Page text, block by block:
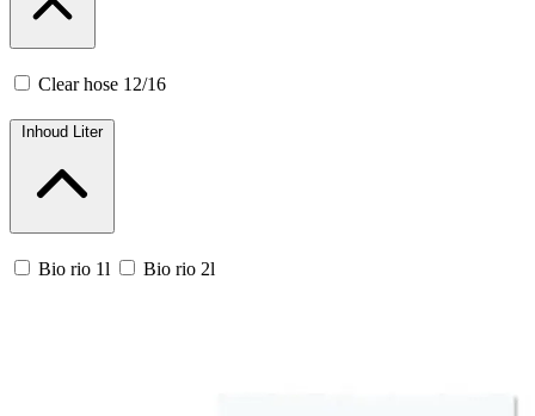
Clear hose 12/16
Inhoud Liter
Bio rio 1l Bio rio 2l